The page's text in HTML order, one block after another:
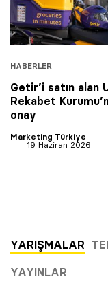
HABERLER
Getir’i satın alan
Rekabet
onay
Marketing Türkiye
19 Haziran 2026
YARIŞMALAR
YAYINLAR